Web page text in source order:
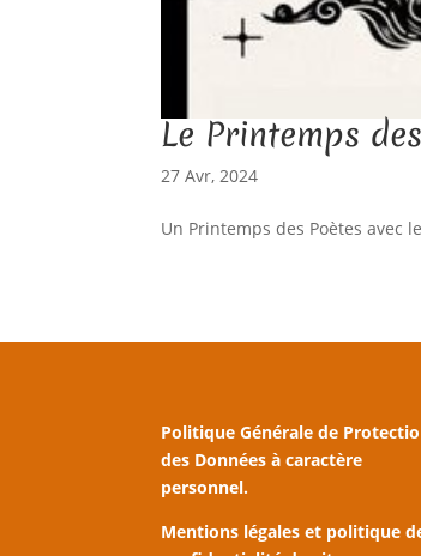
Le Printemps
27 Avr, 2024
Un Printemps des Poètes avec
Politique Générale de
des Données à caractère
personnel.
Mentions légales et politique